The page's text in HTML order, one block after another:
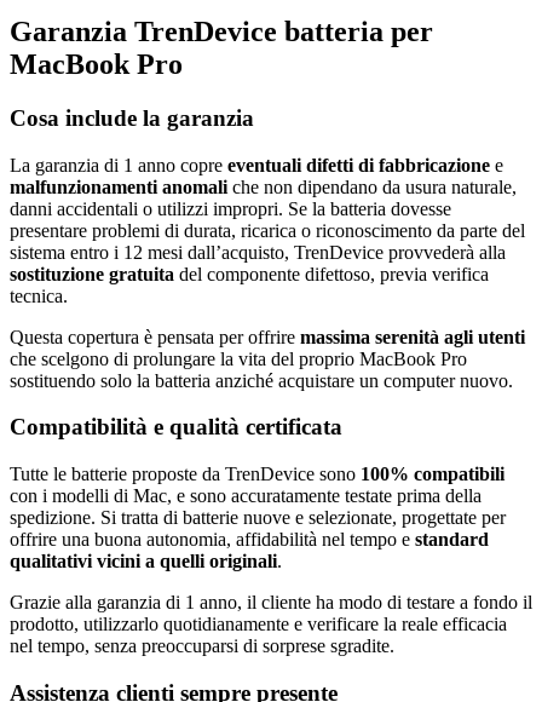
Garanzia TrenDevice batteria per
MacBook Pro
Cosa include la garanzia
La garanzia di 1 anno copre eventuali difetti di fabbricazione e
malfunzionamenti anomali che non dipendano da usura naturale,
danni accidentali o utilizzi impropri. Se la batteria dovesse
presentare problemi di durata, ricarica o riconoscimento da parte del
sistema entro i 12 mesi dall’acquisto, TrenDevice provvederà alla
sostituzione gratuita del componente difettoso, previa verifica
tecnica.
Questa copertura è pensata per offrire massima serenità agli utenti
che scelgono di prolungare la vita del proprio MacBook Pro
sostituendo solo la batteria anziché acquistare un computer nuovo.
Compatibilità e qualità certificata
Tutte le batterie proposte da TrenDevice sono 100% compatibili
con i modelli di Mac, e sono accuratamente testate prima della
spedizione. Si tratta di batterie nuove e selezionate, progettate per
offrire una buona autonomia, affidabilità nel tempo e standard
qualitativi vicini a quelli originali.
Grazie alla garanzia di 1 anno, il cliente ha modo di testare a fondo il
prodotto, utilizzarlo quotidianamente e verificare la reale efficacia
nel tempo, senza preoccuparsi di sorprese sgradite.
Assistenza clienti sempre presente